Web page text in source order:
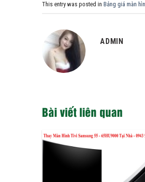
This entry was posted in Bảng giá màn
ADMIN
Bài viết liên quan